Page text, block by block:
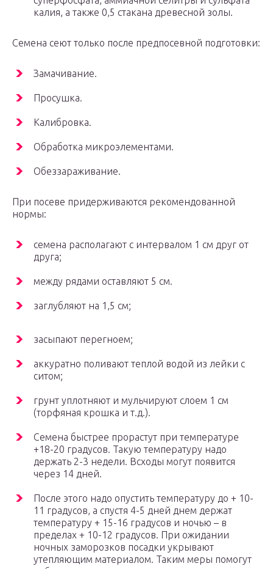
калия, а также 0,5 стакана древесной золы.
Семена сеют только после предпосевной подготовки:
Замачивание.
Просушка.
Калибровка.
Обработка микроэлементами.
Обеззараживание.
При посеве придерживаются рекомендованной
нормы:
семена располагают с интервалом 1 см друг от
друга;
между рядами оставляют 5 см.
заглубляют на 1,5 см;
засыпают перегноем;
аккуратно поливают теплой водой из лейки с
ситом;
грунт уплотняют и мульчируют слоем 1 см
(торфяная крошка и т.д.).
Семена быстрее прорастут при температуре
+18-20 градусов. Такую температуру надо
держать 2-3 недели. Всходы могут появится
через 14 дней.
После этого надо опустить температуру до + 10-
11 градусов, а спустя 4-5 дней днем держат
температуру + 15-16 градусов и ночью – в
пределах + 10-12 градусов. При ожидании
ночных заморозков посадки укрывают
утепляющим материалом. Таким меры помогут